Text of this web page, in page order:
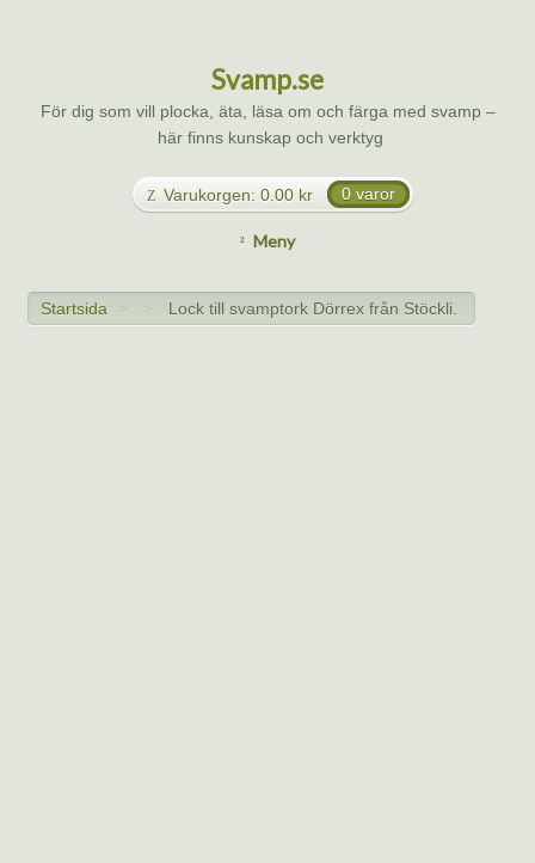
Svamp.se
För dig som vill plocka, äta, läsa om och färga med svamp –
här finns kunskap och verktyg
Varukorgen: 0.00 kr 0 varor
Meny
Startsida > > Lock till svamptork Dörrex från Stöckli.